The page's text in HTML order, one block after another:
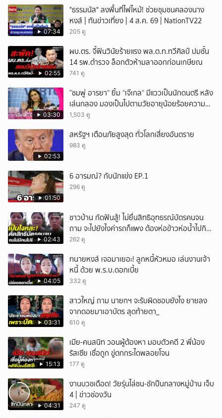
07:34
"ธรรมนัส" ลงพื้นที่ไฟไหม้! ช่วยชุมชนคลองนาง
หงส์ | ทันข่าวเที่ยง | 4 ส.ค. 69 | NationTV22
205 ดู
02:55
ผบ.ตร. จี้ฟันวินัยร้ายแรง พล.ต.ท.ทวีศิลป์ ปมชั้น
14 รพ.ตำรวจ ล็อกตัวห้ามลาออกก่อนเกษียณ
741 ดู
03:30
”ชมพู่ อารยา“ ยิ้ม “เจ๊เกล“ มีแววเป็นนักดนตรี หลัง
เล่นกลอง มองเป็นไปตามวัยอายุน้อยร้อยความ
สามารถ
1,503 ดู
02:53
สหรัฐฯ เตือนภัยสูงสุด ทั่วโลกเสี่ยงอันตราย
983 ดู
01:50
6 อารมณ์? กับนักแข่ง EP.1
296 ดู
02:43
ชาวบ้าน กัดฟันสู้! ไม่ยื่นสิทธิอุทธรณ์บัตรคนจน
ถาม จะไปยังไงค่ารถก็แพง ต้องห่อข้าวห่อน้ำไปกิน
อีก
262 ดู
04:05
ทนายหงส์ เจอมาเยอะ! ลูกหนี้หัวหมอ เล่นงานเจ้า
หนี้ ด้วย พ.ร.บ.ดอกเบี้ย
332 ดู
03:31
สาวใหญ่ ถาม นายกฯ จะรับผิดชอบยังไง ยายลง
จากดอยมาเอาบัตร สุดท้ายตา_
610 ดู
15:13
เมีย-คนสนิท วอนผู้ต้องหา มอบตัวคดี 2 พี่น้อง
รัสเซีย เชื่อถูก ขู่ตกกระไดพลอยโจน
177 ดู
04:31
งานบวชเดือด! วัยรุ่นไล่ชน-ชักปืนกลางหมู่บ้าน เจ็บ
4 | ข่าวช่องวัน
247 ดู